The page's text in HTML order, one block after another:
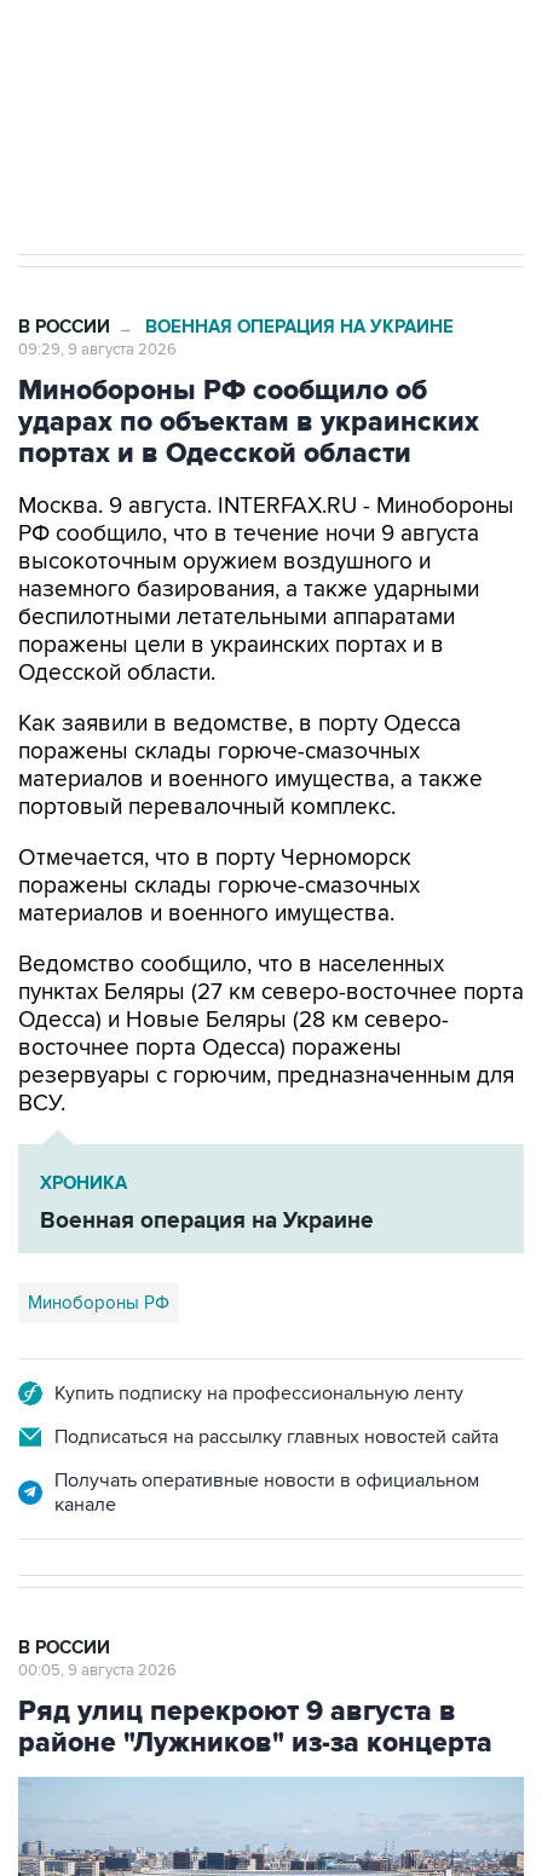
В РОССИИ → ВОЕННАЯ ОПЕРАЦИЯ НА УКРАИНЕ
09:29, 9 августа 2026
Минобороны РФ сообщило об
ударах по объектам в украинских
портах и в Одесской области
Москва. 9 августа. INTERFAX.RU - Минобороны
РФ сообщило, что в течение ночи 9 августа
высокоточным оружием воздушного и
наземного базирования, а также ударными
беспилотными летательными аппаратами
поражены цели в украинских портах и в
Одесской области.
Как заявили в ведомстве, в порту Одесса
поражены склады горюче-смазочных
материалов и военного имущества, а также
портовый перевалочный комплекс.
Отмечается, что в порту Черноморск
поражены склады горюче-смазочных
материалов и военного имущества.
Ведомство сообщило, что в населенных
пунктах Беляры (27 км северо-восточнее порта
Одесса) и Новые Беляры (28 км северо-
восточнее порта Одесса) поражены
резервуары с горючим, предназначенным для
ВСУ.
ХРОНИКА
Военная операция на Украине
Минобороны РФ
Купить подписку на профессиональную ленту
Подписаться на рассылку главных новостей сайта
Получать оперативные новости в официальном
канале
В РОССИИ
00:05, 9 августа 2026
Ряд улиц перекроют 9 августа в
районе "Лужников" из-за концерта